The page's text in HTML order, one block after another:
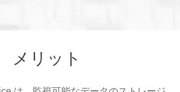
メリット